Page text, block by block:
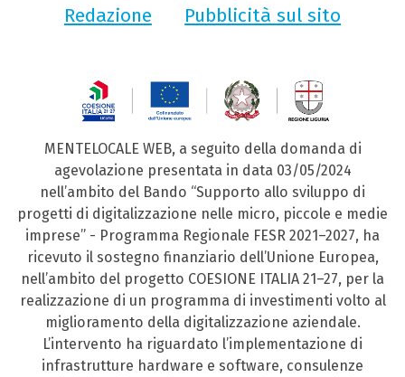
Redazione
Pubblicità sul sito
MENTELOCALE WEB, a seguito della domanda di
agevolazione presentata in data 03/05/2024
nell’ambito del Bando “Supporto allo sviluppo di
progetti di digitalizzazione nelle micro, piccole e medie
imprese” - Programma Regionale FESR 2021–2027, ha
ricevuto il sostegno finanziario dell’Unione Europea,
nell’ambito del progetto COESIONE ITALIA 21–27, per la
realizzazione di un programma di investimenti volto al
miglioramento della digitalizzazione aziendale.
L’intervento ha riguardato l’implementazione di
infrastrutture hardware e software, consulenze